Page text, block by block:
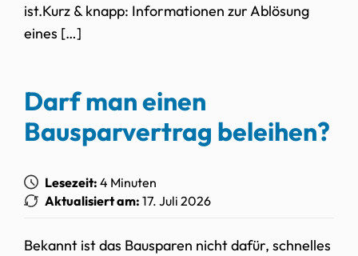
ist.Kurz & knapp: Informationen zur Ablösung
eines […]
Darf man einen
Bausparvertrag beleihen?
Lesezeit: 4 Minuten
Aktualisiert am: 17. Juli 2026
Bekannt ist das Bausparen nicht dafür, schnelles